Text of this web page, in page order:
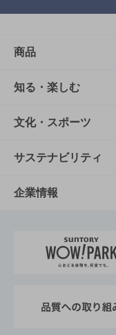
商品
商品TOP
商品一覧
商品発売情報
栄養成分一覧
知る・楽しむ
知る・楽しむTOP
キャンペーン
工場見学
地域情報
文化・スポーツ
文化・スポーツ
サントリーホール
サントリーサン
サステナビリティ
サステナビリティ
サントリーが考
企業情報
企業概要